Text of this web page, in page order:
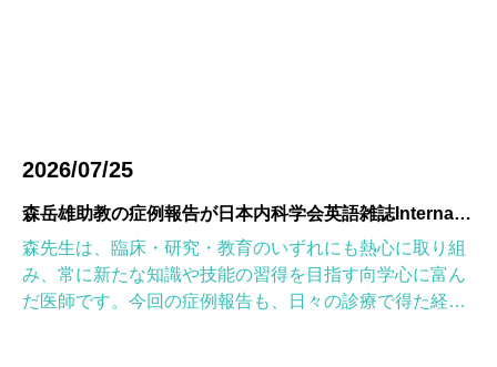
2026/07/25
森岳雄助教の症例報告が日本内科学会英語雑誌Internal Medicineに掲載されました
森先生は、臨床・研究・教育のいずれにも熱心に取り組
み、常に新たな知識や技能の習得を目指す向学心に富ん
だ医師です。今回の症例報告も、日々の診療で得た経験